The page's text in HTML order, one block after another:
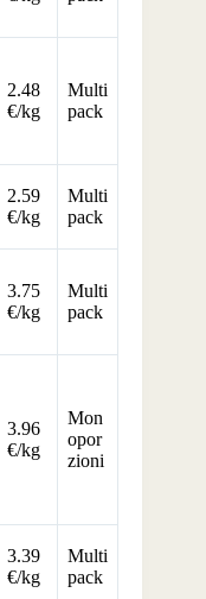
2.48
€/kg
Multi
pack
2.59
€/kg
Multi
pack
3.75
€/kg
Multi
pack
3.96
€/kg
Mon
opor
zioni
3.39
€/kg
Multi
pack